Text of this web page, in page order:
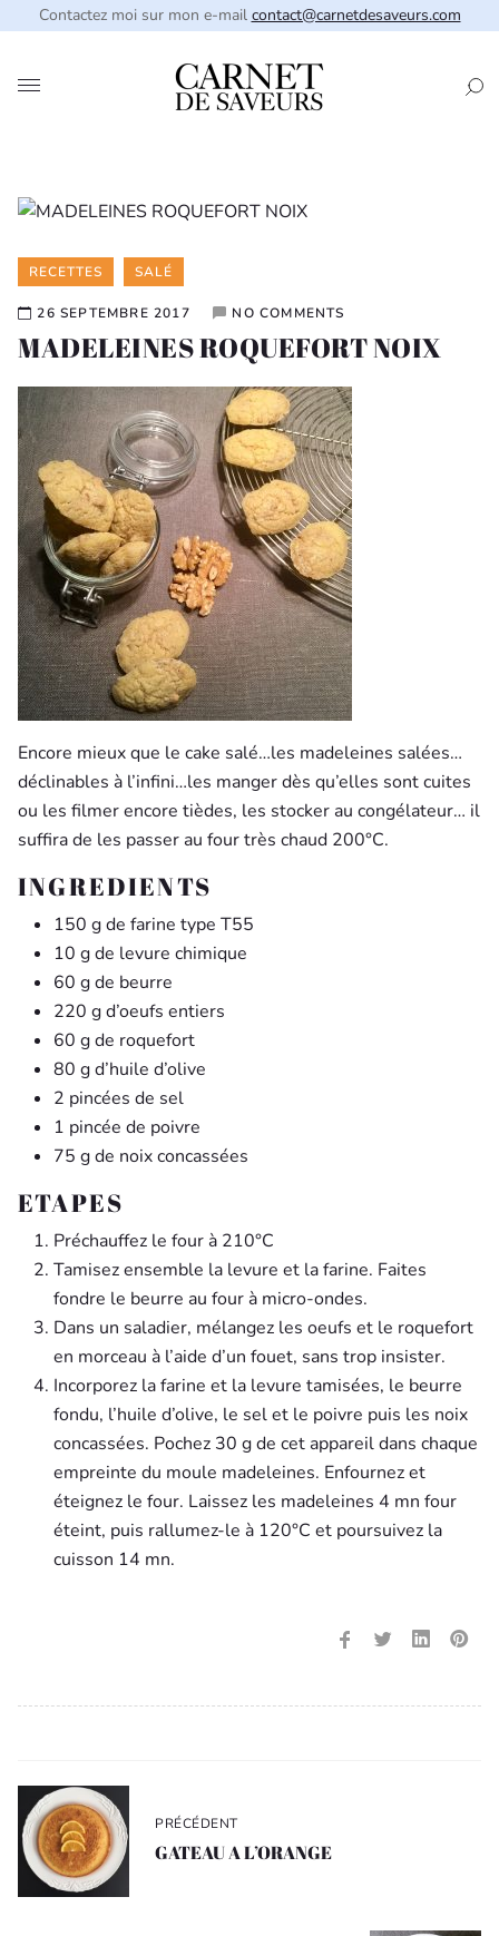
Contactez moi sur mon e-mail contact@carnetdesaveurs.com
Categories
RECETTES SALÉ
26 SEPTEMBRE 2017 NO COMMENTS
MADELEINES ROQUEFORT NOIX
Encore mieux que le cake salé…les madeleines salées…
déclinables à l’infini…les manger dès qu’elles sont cuites
ou les filmer encore tièdes, les stocker au congélateur… il
suffira de les passer au four très chaud 200°C.
INGREDIENTS
150 g de farine type T55
10 g de levure chimique
60 g de beurre
220 g d’oeufs entiers
60 g de roquefort
80 g d’huile d’olive
2 pincées de sel
1 pincée de poivre
75 g de noix concassées
ETAPES
Préchauffez le four à 210°C
Tamisez ensemble la levure et la farine. Faites
fondre le beurre au four à micro-ondes.
Dans un saladier, mélangez les oeufs et le roquefort
en morceau à l’aide d’un fouet, sans trop insister.
Incorporez la farine et la levure tamisées, le beurre
fondu, l’huile d’olive, le sel et le poivre puis les noix
concassées. Pochez 30 g de cet appareil dans chaque
empreinte du moule madeleines. Enfournez et
éteignez le four. Laissez les madeleines 4 mn four
éteint, puis rallumez-le à 120°C et poursuivez la
cuisson 14 mn.
de
l’article
PRÉCÉDENT
GATEAU A L’ORANGE